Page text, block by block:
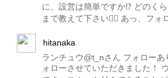
に、設営は簡単ですか⁉️ どのく
まで教えて下さい🙇‍♂️ あっ、フ
hitanaka
ランチュウ@t_nさん フォロー
ォローさせていただきました！